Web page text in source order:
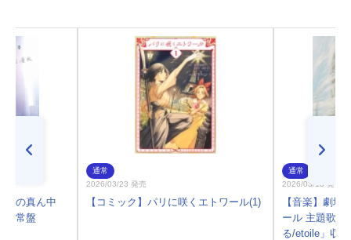
上の真ん中
通常盤
通常
2026/03/23 発売
【コミック】パリに咲くエトワール(1)
通常
2026/03/18 発売
【音楽】劇場
ール 主題歌・
る/etoile」収